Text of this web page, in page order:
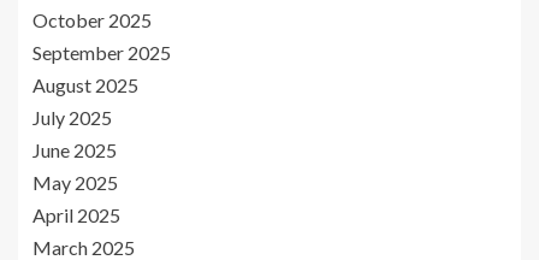
October 2025
September 2025
August 2025
July 2025
June 2025
May 2025
April 2025
March 2025